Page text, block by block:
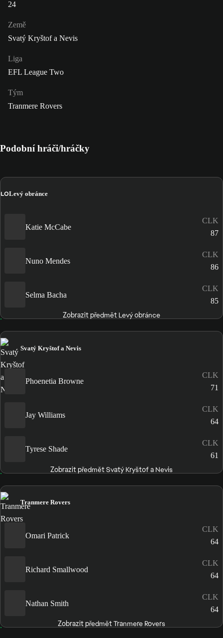
24
Země
Svatý Kryštof a Nevis
Liga
EFL League Two
Tým
Tranmere Rovers
Podobní hráči/hráčky
LOLevý obránce
Katie McCabe
CLK
87
Nuno Mendes
CLK
86
Selma Bacha
CLK
85
Zobrazit předmět Levý obránce
Svatý Kryštof a Nevis
Phoenetia Browne
CLK
71
Jay Williams
CLK
64
Tyrese Shade
CLK
61
Zobrazit předmět Svatý Kryštof a Nevis
Tranmere Rovers
Omari Patrick
CLK
64
Richard Smallwood
CLK
64
Nathan Smith
CLK
64
Zobrazit předmět Tranmere Rovers